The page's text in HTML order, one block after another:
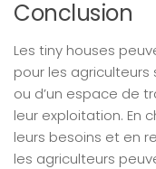
Conclusion
Les tiny houses
pour les
ou d’un espace de
leur exploitation. En
leurs besoins et en
les agriculteurs